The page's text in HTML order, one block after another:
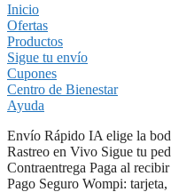
Inicio
Ofertas
Productos
Sigue tu envío
Cupones
Centro de Bienestar
Ayuda
Envío Rápido IA elige la
Rastreo en Vivo Sigue tu
Contraentrega Paga al
Pago Seguro Wompi: